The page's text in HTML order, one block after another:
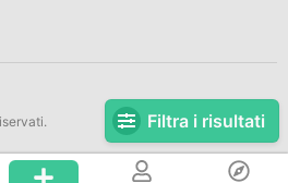
Filtra i risultati